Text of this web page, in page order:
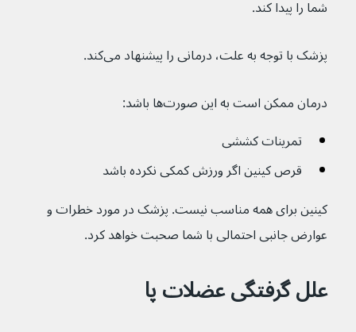
شما را پیدا کند.
پزشک با توجه به علت، درمانی را پیشنهاد می‌کند.
درمان ممکن است به این صورت‌ها باشد:
تمرینات کششی
قرص کینین اگر ورزش کمکی نکرده باشد
کینین برای همه مناسب نیست. پزشک در مورد خطرات و
عوارض جانبی احتمالی با شما صحبت خواهد کرد.
علل گرفتگی عضلات پا